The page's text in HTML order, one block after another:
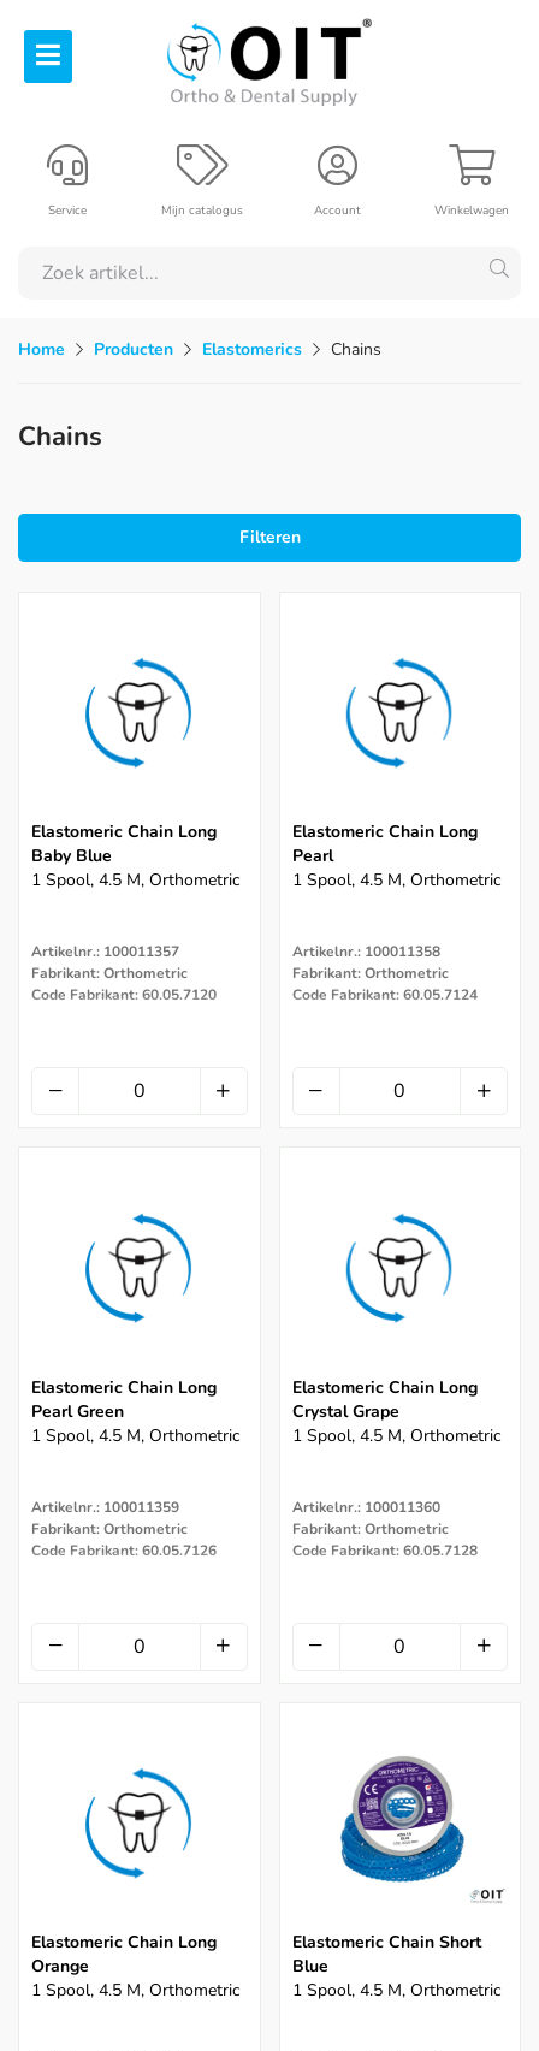
Winkelwagen
Account
Mijn catalogus
Service
Home Producten Elastomerics Chains
Chains
Filteren
Elastomeric Chain Long
Baby Blue
1 Spool, 4.5 M, Orthometric
Artikelnr.: 100011357
Fabrikant: Orthometric
Code Fabrikant: 60.05.7120
Elastomeric Chain Long
Pearl
1 Spool, 4.5 M, Orthometric
Artikelnr.: 100011358
Fabrikant: Orthometric
Code Fabrikant: 60.05.7124
Elastomeric Chain Long
Pearl Green
1 Spool, 4.5 M, Orthometric
Artikelnr.: 100011359
Fabrikant: Orthometric
Code Fabrikant: 60.05.7126
Elastomeric Chain Long
Crystal Grape
1 Spool, 4.5 M, Orthometric
Artikelnr.: 100011360
Fabrikant: Orthometric
Code Fabrikant: 60.05.7128
Elastomeric Chain Long
Orange
1 Spool, 4.5 M, Orthometric
Elastomeric Chain Short
Blue
1 Spool, 4.5 M, Orthometric